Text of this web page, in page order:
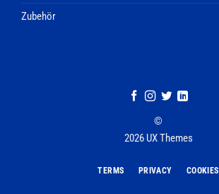
Zubehör
©
2026 UX Themes
TERMS PRIVACY COOKIES